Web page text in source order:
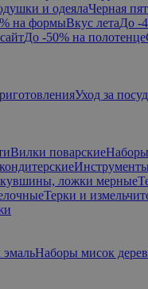
и одеялаЧерная
на формыВкус летаДо -
До -50% на полотенце
Уход за
Вилки поварские
ложки мерные
Терки и
Наборы мисок